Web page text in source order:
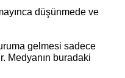
düşünmede ve
gelmesi sadece
Medyanın buradaki